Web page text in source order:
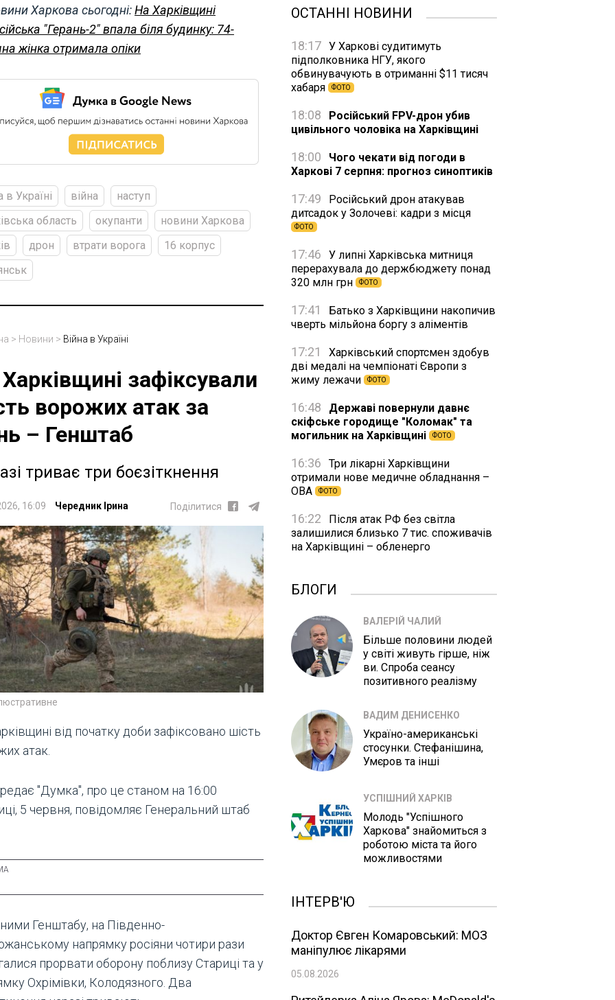
Харкова сьогодні:На Харківщині
"Герань-2" впала біля будинку: 74-
жінка отримала опіки
в Україні війна
наступ
область
окупанти
новини Харкова
дрон втрати ворога
16 корпус
> Новини > Війна в Україні
зафіксували
ворожих атак за
– Генштаб
триває три боєзіткнення
16:09 Чередник Ірина Поділитися
від початку доби зафіксовано шість
атак.
"Думка", про це станом на 16:00
5 червня, повідомляє Генеральний штаб
Генштабу, на Південно-
напрямку росіяни чотири рази
прорвати оборону поблизу Стариці та у
Охрімівки, Колодязного. Два
ОСТАННІ НОВИНИ
18:17 У Харкові судитимуть
підполковника НГУ, якого
обвинувачують в отриманні $11 тисяч
хабаря
ФОТО
18:08
Російський FPV-дрон убив
цивільного чоловіка на Харківщині
18:00
Чого чекати від погоди в
Харкові 7 серпня: прогноз синоптиків
17:49
Російський дрон атакував
дитсадок у Золочеві: кадри з місця
ФОТО
17:46
У липні Харківська митниця
перерахувала до держбюджету понад
320 млн грн
ФОТО
17:41
Батько з Харківщини накопичив
чверть мільйона боргу з аліментів
17:21
Харківський спортсмен здобув
дві медалі на чемпіонаті Європи з
жиму лежачи
ФОТО
16:48
Державі повернули давнє
скіфське городище "Коломак" та
могильник на Харківщині
ФОТО
16:36
Три лікарні Харківщини
отримали нове медичне обладнання –
ОВА
ФОТО
16:22
Після атак РФ без світла
залишилися близько 7 тис. споживачів
на Харківщині – обленерго
БЛОГИ
ВАЛЕРІЙ ЧАЛИЙ
Більше половини людей
у світі живуть гірше, ніж
ви. Спроба сеансу
позитивного реалізму
ВАДИМ ДЕНИСЕНКО
Україно-американські
стосунки. Стефанішина,
Умєров та інші
УСПІШНИЙ ХАРКІВ
Молодь "Успішного
Харкова" знайомиться з
роботою міста та його
можливостями
ІНТЕРВ'Ю
Доктор Євген Комаровський: МОЗ
маніпулює лікарями
05.08.2026